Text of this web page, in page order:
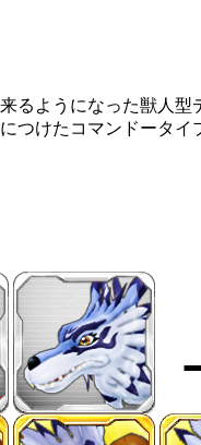
るようになった獣人
つけたコマンドータイ